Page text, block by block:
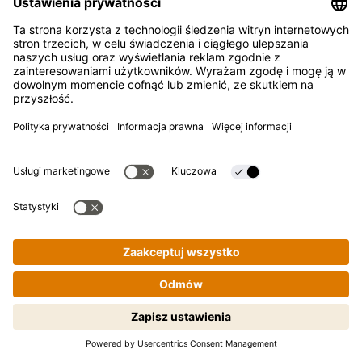
PRZEPISY NA SUSHI
Zapraszamy cię do świata domowych maki i rolek
sushi. W podróży krok po kroku towarzyszyć ci będzie
nasz prosty przewodnik. Bon voyage!
PRZEPISY
Ekscytujące wiadomości,
pyszne przepisy i ekstra
konkursy. Brzmi dobrze?
Do newslettera